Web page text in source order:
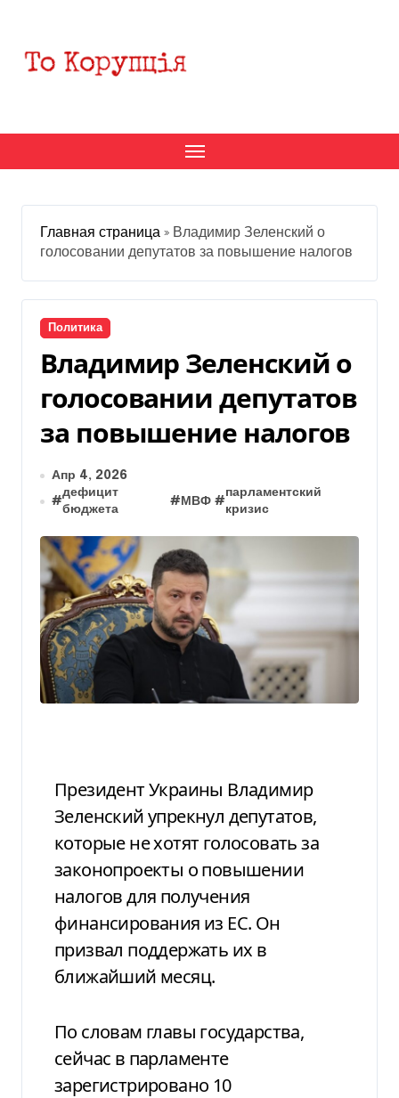
содержанию
Главная страница » Владимир Зеленский о
голосовании депутатов за повышение налогов
Политика
Владимир Зеленский о
голосовании депутатов
за повышение налогов
Апр 4, 2026
#
дефицит
бюджета
#МВФ #
парламентский
кризис
Президент Украины Владимир
Зеленский упрекнул депутатов,
которые не хотят голосовать за
законопроекты о повышении
налогов для получения
финансирования из ЕС. Он
призвал поддержать их в
ближайший месяц.
По словам главы государства,
сейчас в парламенте
зарегистрировано 10